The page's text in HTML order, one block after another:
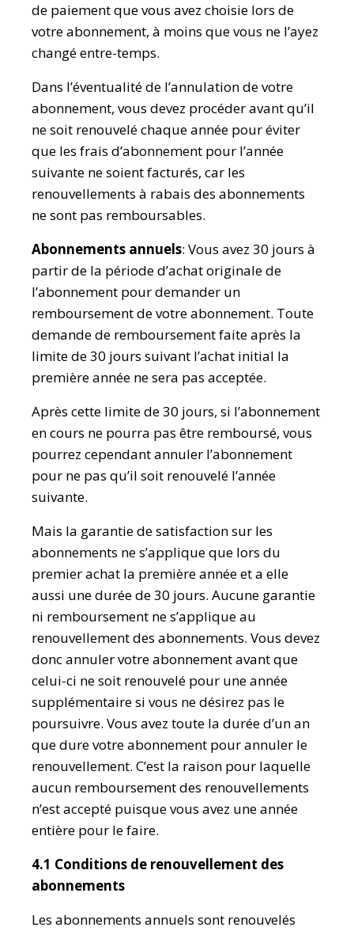
de paiement que vous avez choisie lors de
votre abonnement, à moins que vous ne l’ayez
changé entre-temps.
Dans l’éventualité de l’annulation de votre
abonnement, vous devez procéder avant qu’il
ne soit renouvelé chaque année pour éviter
que les frais d’abonnement pour l’année
suivante ne soient facturés, car les
renouvellements à rabais des abonnements
ne sont pas remboursables.
Abonnements annuels: Vous avez 30 jours à
partir de la période d’achat originale de
l’abonnement pour demander un
remboursement de votre abonnement. Toute
demande de remboursement faite après la
limite de 30 jours suivant l’achat initial la
première année ne sera pas acceptée.
Après cette limite de 30 jours, si l’abonnement
en cours ne pourra pas être remboursé, vous
pourrez cependant annuler l’abonnement
pour ne pas qu’il soit renouvelé l’année
suivante.
Mais la garantie de satisfaction sur les
abonnements ne s’applique que lors du
premier achat la première année et a elle
aussi une durée de 30 jours. Aucune garantie
ni remboursement ne s’applique au
renouvellement des abonnements. Vous devez
donc annuler votre abonnement avant que
celui-ci ne soit renouvelé pour une année
supplémentaire si vous ne désirez pas le
poursuivre. Vous avez toute la durée d’un an
que dure votre abonnement pour annuler le
renouvellement. C’est la raison pour laquelle
aucun remboursement des renouvellements
n’est accepté puisque vous avez une année
entière pour le faire.
4.1 Conditions de renouvellement des
abonnements
Les abonnements annuels sont renouvelés